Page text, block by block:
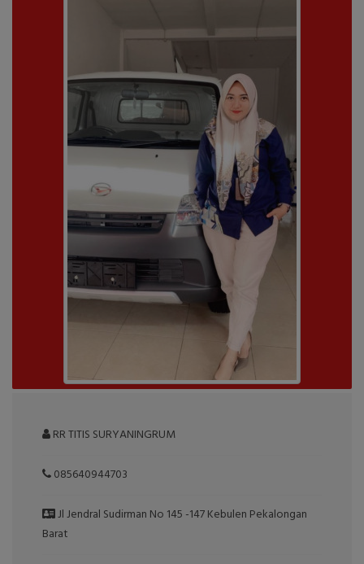
RR TITIS SURYANINGRUM
085640944703
Jl Jendral Sudirman No 145 -147 Kebulen Pekalongan
Barat